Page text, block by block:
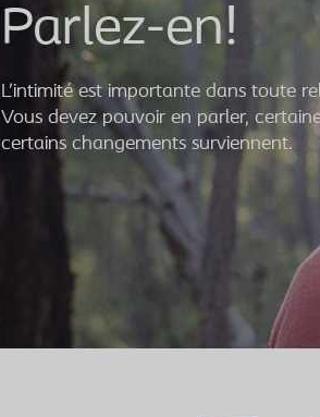
Parlez-en!
L’intimité est importante dans toute
Vous devez pouvoir en parler,
certains changements surviennent.